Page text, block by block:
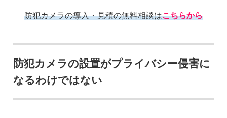
防犯カメラの導入・見積の無料相談はこちらから
防犯カメラの設置がプライバシー侵害に
なるわけではない